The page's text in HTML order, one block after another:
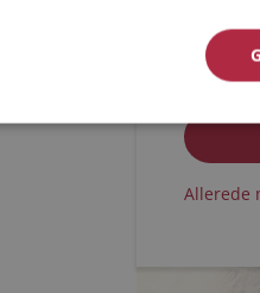
Jeg
Jeg
Allerede